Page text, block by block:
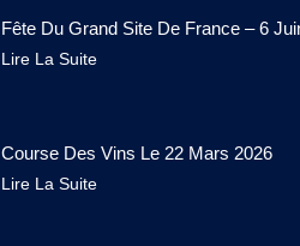
Fête Du Grand Site De France – 6
Lire La Suite
Course Des Vins Le 22 Mars 2026
Lire La Suite